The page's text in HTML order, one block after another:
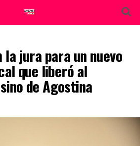
la jura para un nuevo
que liberó al
de Agostina